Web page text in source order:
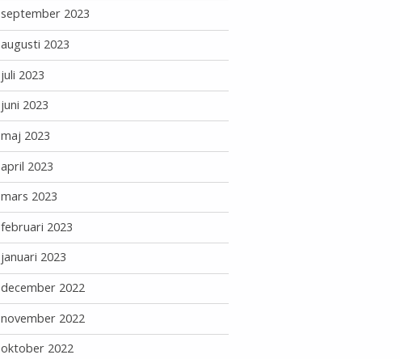
september 2023
augusti 2023
juli 2023
juni 2023
maj 2023
april 2023
mars 2023
februari 2023
januari 2023
december 2022
november 2022
oktober 2022